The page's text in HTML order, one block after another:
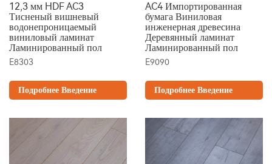
12,3 мм HDF AC3
Тисненый вишневый
водонепроницаемый
виниловый ламинат
Ламинированный пол
E8303
Подробнее Введение
AC4 Импортированная
бумага Виниловая
инженерная древесина
Деревянный ламинат
Ламинированный пол
E9090
Подробнее Введение